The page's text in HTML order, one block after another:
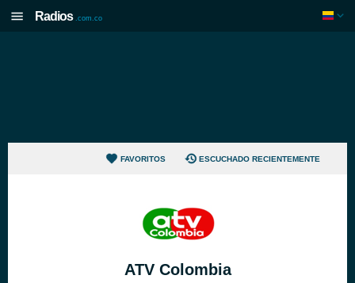
Radios .com.co
FAVORITOS ESCUCHADO RECIENTEMENTE
ATV Colombia